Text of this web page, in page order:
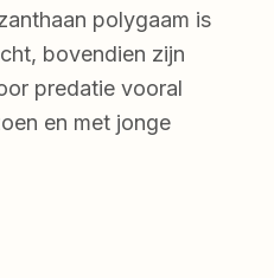
polygaam is
bovendien zijn
predatie vooral
en met jonge